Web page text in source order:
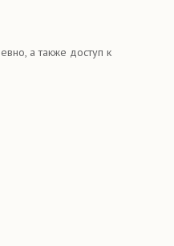
а также доступ к